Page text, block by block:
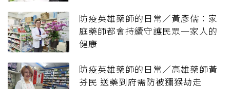
防疫英雄藥師的日常／黃彥儒：家
庭藥師都會持續守護民眾一家人的
健康
防疫英雄藥師的日常／高雄藥師黃
芬民 送藥到府需防被獼猴劫走